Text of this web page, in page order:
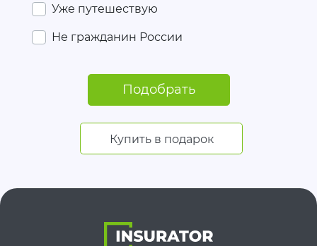
Уже путешествую
Не гражданин России
Подобрать
Купить в подарок